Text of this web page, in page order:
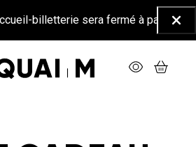
billetterie sera fermé à partir du